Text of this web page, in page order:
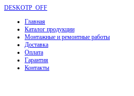
DESKOTP_OFF
Главная
Каталог продукции
Монтажные и ремонтные работы
Доставка
Оплата
Гарантия
Контакты